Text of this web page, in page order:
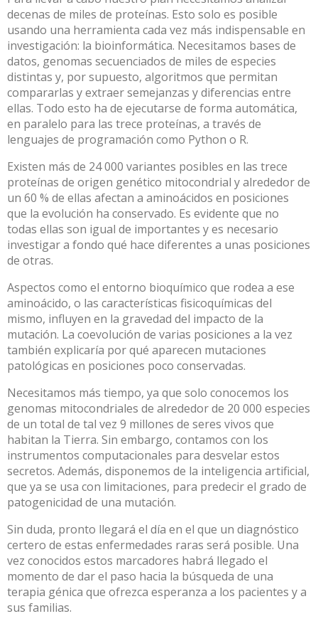
decenas de miles de proteínas. Esto solo es posible
usando una herramienta cada vez más indispensable en
investigación: la bioinformática. Necesitamos bases de
datos, genomas secuenciados de miles de especies
distintas y, por supuesto, algoritmos que permitan
compararlas y extraer semejanzas y diferencias entre
ellas. Todo esto ha de ejecutarse de forma automática,
en paralelo para las trece proteínas, a través de
lenguajes de programación como Python o R.
Existen más de 24 000 variantes posibles en las trece
proteínas de origen genético mitocondrial y alrededor de
un 60 % de ellas afectan a aminoácidos en posiciones
que la evolución ha conservado. Es evidente que no
todas ellas son igual de importantes y es necesario
investigar a fondo qué hace diferentes a unas posiciones
de otras.
Aspectos como el entorno bioquímico que rodea a ese
aminoácido, o las características fisicoquímicas del
mismo, influyen en la gravedad del impacto de la
mutación. La coevolución de varias posiciones a la vez
también explicaría por qué aparecen mutaciones
patológicas en posiciones poco conservadas.
Necesitamos más tiempo, ya que solo conocemos los
genomas mitocondriales de alrededor de 20 000 especies
de un total de tal vez 9 millones de seres vivos que
habitan la Tierra. Sin embargo, contamos con los
instrumentos computacionales para desvelar estos
secretos. Además, disponemos de la inteligencia artificial,
que ya se usa con limitaciones, para predecir el grado de
patogenicidad de una mutación.
Sin duda, pronto llegará el día en el que un diagnóstico
certero de estas enfermedades raras será posible. Una
vez conocidos estos marcadores habrá llegado el
momento de dar el paso hacia la búsqueda de una
terapia génica que ofrezca esperanza a los pacientes y a
sus familias.